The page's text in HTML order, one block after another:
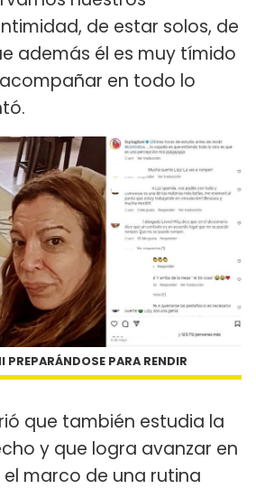
de estar solos, de
además él es muy tímido
en todo lo
PREPARÁNDOSE PARA RENDIR
que también estudia la
y que logra avanzar en
marco de una rutina